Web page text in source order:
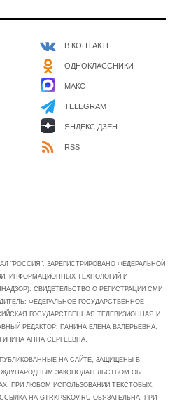
В КОНТАКТЕ
ОДНОКЛАССНИКИ
МАКС
TELEGRAM
ЯНДЕКС ДЗЕН
RSS
"РОССИЯ". ЗАРЕГИСТРИРОВАНО ФЕДЕРАЛЬНОЙ
ИНФОРМАЦИОННЫХ ТЕХНОЛОГИЙ И
СВИДЕТЕЛЬСТВО О РЕГИСТРАЦИИ СМИ
ФЕДЕРАЛЬНОЕ ГОСУДАРСТВЕННОЕ
ГОСУДАРСТВЕННАЯ ТЕЛЕВИЗИОННАЯ И
РЕДАКТОР: ПАНИНА ЕЛЕНА ВАЛЕРЬЕВНА.
АННА СЕРГЕЕВНА.
НА САЙТЕ, ЗАЩИЩЕНЫ В
ЗАКОНОДАТЕЛЬСТВОМ ОБ
ПРИ ЛЮБОМ ИСПОЛЬЗОВАНИИ ТЕКСТОВЫХ,
НА GTRKPSKOV.RU ОБЯЗАТЕЛЬНА. ПРИ